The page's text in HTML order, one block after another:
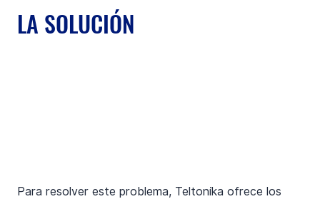
LA SOLUCIÓN
Para resolver este problema, Teltonika ofrece los